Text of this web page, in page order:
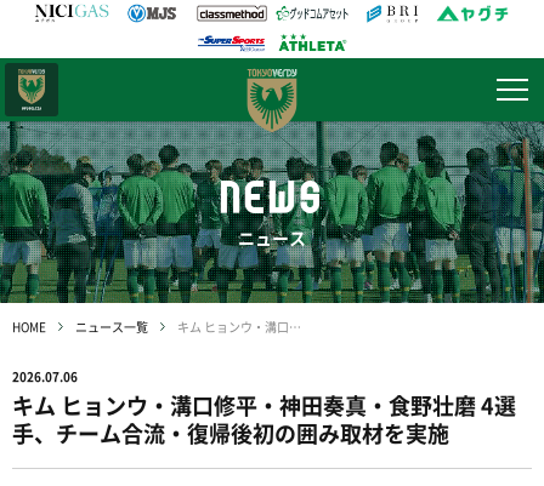
NEWS
ニュース
HOME ニュース一覧 キム ヒョンウ・溝口修平・神田奏真・食野壮磨 4選手、チーム合流・復帰後初の囲み取材を実施
2026.07.06
キム ヒョンウ・溝口修平・神田奏真・食野壮磨 4選
手、チーム合流・復帰後初の囲み取材を実施